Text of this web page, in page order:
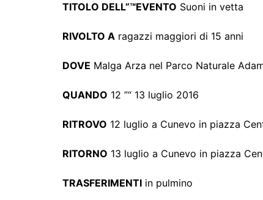
TITOLO DELL”™EVENTO Suoni in vetta
RIVOLTO A ragazzi maggiori di 15 anni
DOVE Malga Arza nel Parco Naturale
QUANDO 12 ”“ 13 luglio 2016
RITROVO 12 luglio a Cunevo in piazza
RITORNO 13 luglio a Cunevo in piazza
TRASFERIMENTI in pulmino